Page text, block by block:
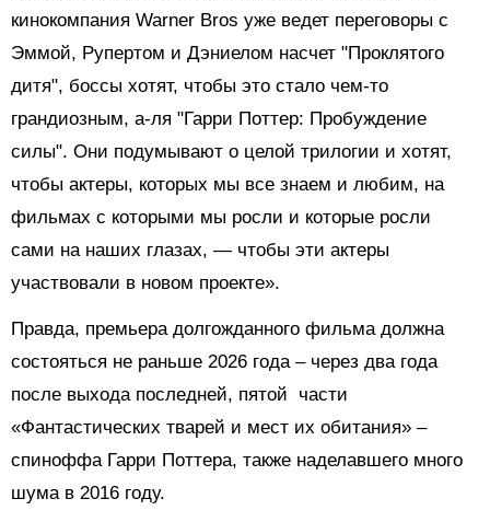
кинокомпания Warner Bros уже ведет переговоры с
Эммой, Рупертом и Дэниелом насчет "Проклятого
дитя", боссы хотят, чтобы это стало чем-то
грандиозным, а-ля "Гарри Поттер: Пробуждение
силы". Они подумывают о целой трилогии и хотят,
чтобы актеры, которых мы все знаем и любим, на
фильмах с которыми мы росли и которые росли
сами на наших глазах, — чтобы эти актеры
участвовали в новом проекте».
Правда, премьера долгожданного фильма должна
состояться не раньше 2026 года – через два года
после выхода последней, пятой части
«Фантастических тварей и мест их обитания» –
спиноффа Гарри Поттера, также наделавшего много
шума в 2016 году.